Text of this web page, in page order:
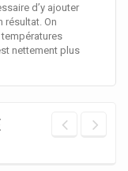
d’y ajouter
résultat. On
nettement plus